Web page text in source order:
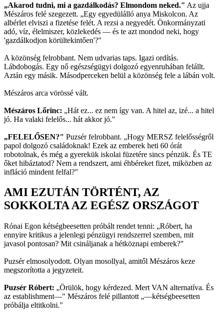
„Akarod tudni, mi a gazdálkodás? Elmondom neked." Az ujja
Mészáros felé szegezett. „Egy egyedülálló anya Miskolcon. Az
albérlet elviszi a fizetése felét. A rezsi a negyedét. Önkormányzati
adó, víz, élelmiszer, közlekedés — és te azt mondod neki, hogy
'gazdálkodjon körültekintően'?"
A közönség felrobbant. Nem udvarias taps. Igazi ordítás.
Lábdobogás. Egy nő egészségügyi dolgozó egyenruhában felállt.
Aztán egy másik. Másodperceken belül a közönség fele a lábán volt.
Mészáros arca vörössé vált.
Mészáros Lőrinc: „Hát ez... ez nem így van. A hitel az, izé... a hitel
jó. Ha valaki felelős... hát akkor jó."
„FELELŐSEN?" Puzsér felrobbant. „Hogy MERSZ felelősségről
papol dolgozó családoknak! Ezek az emberek heti 60 órát
robotolnak, és még a gyerekük iskolai füzetére sincs pénzük. És TE
őket hibáztatod? Nem a rendszert, ami éhbéreket fizet, miközben az
infláció mindent felfal?"
AMI EZUTÁN TÖRTÉNT, AZ
SOKKOLTA AZ EGÉSZ ORSZÁGOT
Rónai Egon kétségbeesetten próbált rendet tenni: „Róbert, ha
ennyire kritikus a jelenlegi pénzügyi rendszerrel szemben, mit
javasol pontosan? Mit csináljanak a hétköznapi emberek?"
Puzsér elmosolyodott. Olyan mosollyal, amitől Mészáros keze
megszorította a jegyzeteit.
Puzsér Róbert: „Örülök, hogy kérdezed. Mert VAN alternatíva. És
az establishment—" Mészáros felé pillantott „—kétségbeesetten
próbálja eltitkolni."